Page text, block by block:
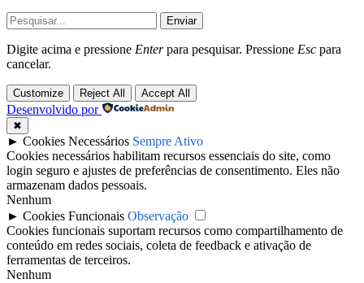
Enviar
Digite acima e pressione Enterpara pesquisar. Pressione Esc para
cancelar.
Customize Reject All Accept All
Desenvolvido por
✖
► Cookies Necessários Sempre Ativo
Cookies necessários habilitam recursos essenciais do site, como
login seguro e ajustes de preferências de consentimento. Eles não
armazenam dados pessoais.
Nenhum
► Cookies Funcionais Observação
Cookies funcionais suportam recursos como compartilhamento de
conteúdo em redes sociais, coleta de feedback e ativação de
ferramentas de terceiros.
Nenhum